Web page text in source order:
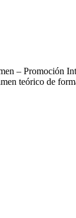
– Promoción
teórico de